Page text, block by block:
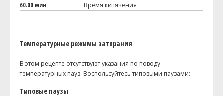
60.00 мин
Время кипячения
Температурные режимы затирания
В этом рецепте отсутствуют указания по поводу
температурных пауз. Воспользуйтесь типовыми паузами:
Типовые паузы